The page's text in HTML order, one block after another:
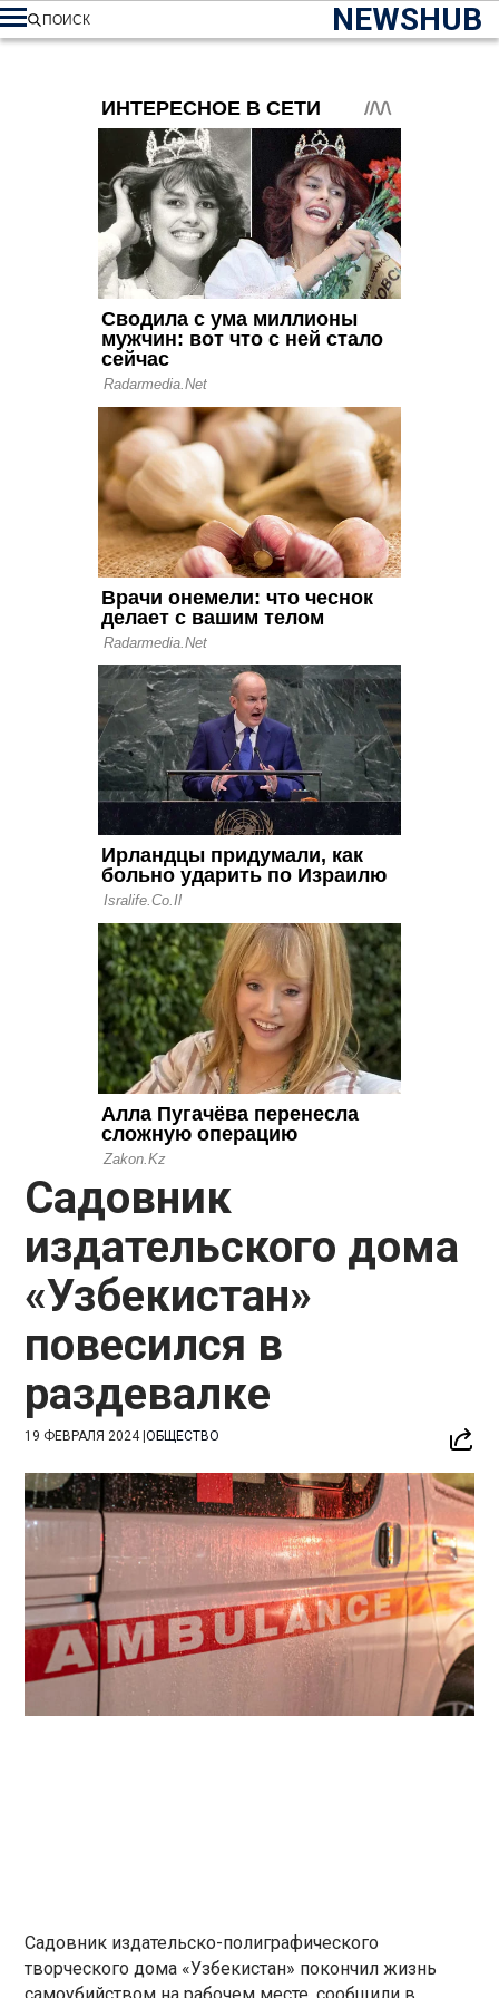
NEWSHUB
ПОИСК
Садовник
издательского дома
«Узбекистан»
повесился в
раздевалке
19 ФЕВРАЛЯ 2024|ОБЩЕСТВО
Садовник издательско-полиграфического
творческого дома «Узбекистан» покончил жизнь